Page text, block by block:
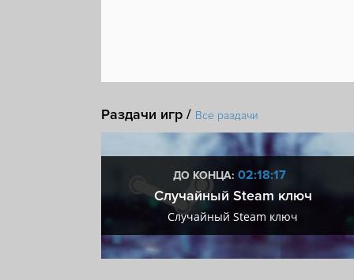
Раздачи игр / Все раздачи
ДО КОНЦА: 02:18:16
Случайный Steam ключ
Случайный Steam ключ